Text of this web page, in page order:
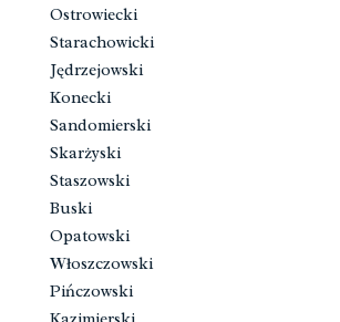
Ostrowiecki
Starachowicki
Jędrzejowski
Konecki
Sandomierski
Skarżyski
Staszowski
Buski
Opatowski
Włoszczowski
Pińczowski